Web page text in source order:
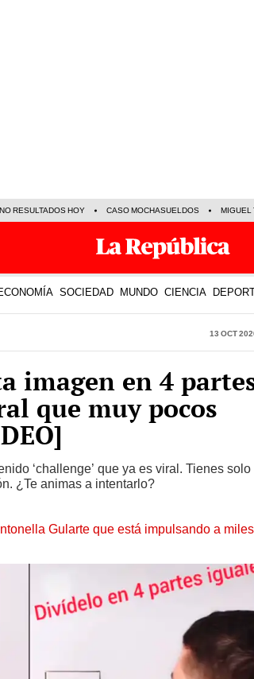
RESULTADOS HOY CASO MOCHASUELDOS MIGUEL
SOCIEDAD MUNDO CIENCIA
13 Oct
imagen en 4
que muy pocos
‘challenge’ que ya es viral. Tienes
¿Te animas a intentarlo?
Gularte que está impulsando a